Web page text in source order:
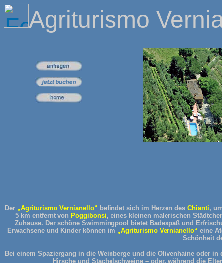
Agriturismo
Der „Agriturismo Vernianello“ befindet sich im Herzen desChianti,
5 km entfernt von Poggibonsi, eines kleinen malerischen
Zuhause. Der schöne Swimmingpool bietet Badespaß und
Erwachsene und Kinder können im „Agriturismo Vernianello“eine
Schönheit
Bei einem Spaziergang in die Weinberge und die Olivenhaine oder
Hirsche und Stachelschweine – oder, während die